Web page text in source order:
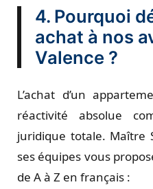
4. Pourquoi
achat à nos
Valence ?
L’achat d’un
réactivité absolue
juridique totale. Maître
ses équipes vous
de A à Z en français :